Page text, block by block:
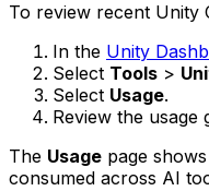
To review recent Unity
In the Unity
Select Tools >
Select Usage.
Review the usage
The Usage page
consumed across AI